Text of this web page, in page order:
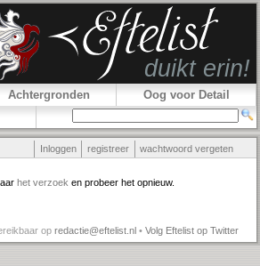
Achtergronden
Oog voor Detail
Inloggen registreer wachtwoord vergeten
het verzoek en probeer het opnieuw.
op redactie@eftelist.nl • Volg Eftelist op Twitter